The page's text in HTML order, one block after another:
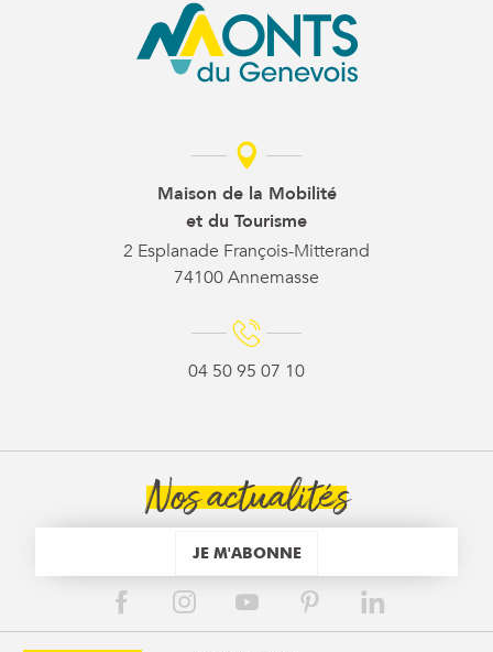
Maison de la Mobilité
et du Tourisme
2 Esplanade François-Mitterand
74100 Annemasse
04 50 95 07 10
Nos actualités
JE M'ABONNE